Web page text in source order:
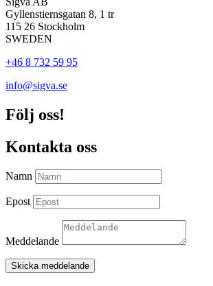
Gyllenstiernsgatan 8, 1 tr
115 26 Stockholm
SWEDEN
+46 8 732 59 95
info@sigva.se
Följ oss!
Kontakta oss
Namn
Epost
Meddelande
Skicka meddelande